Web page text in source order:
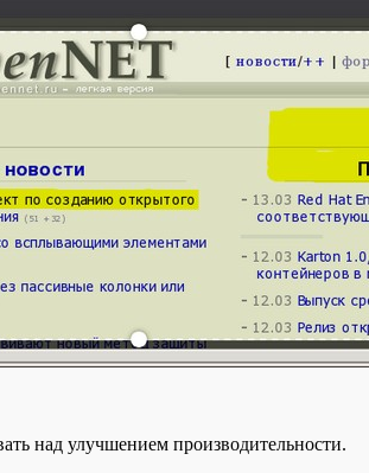
над улучшением производительности.